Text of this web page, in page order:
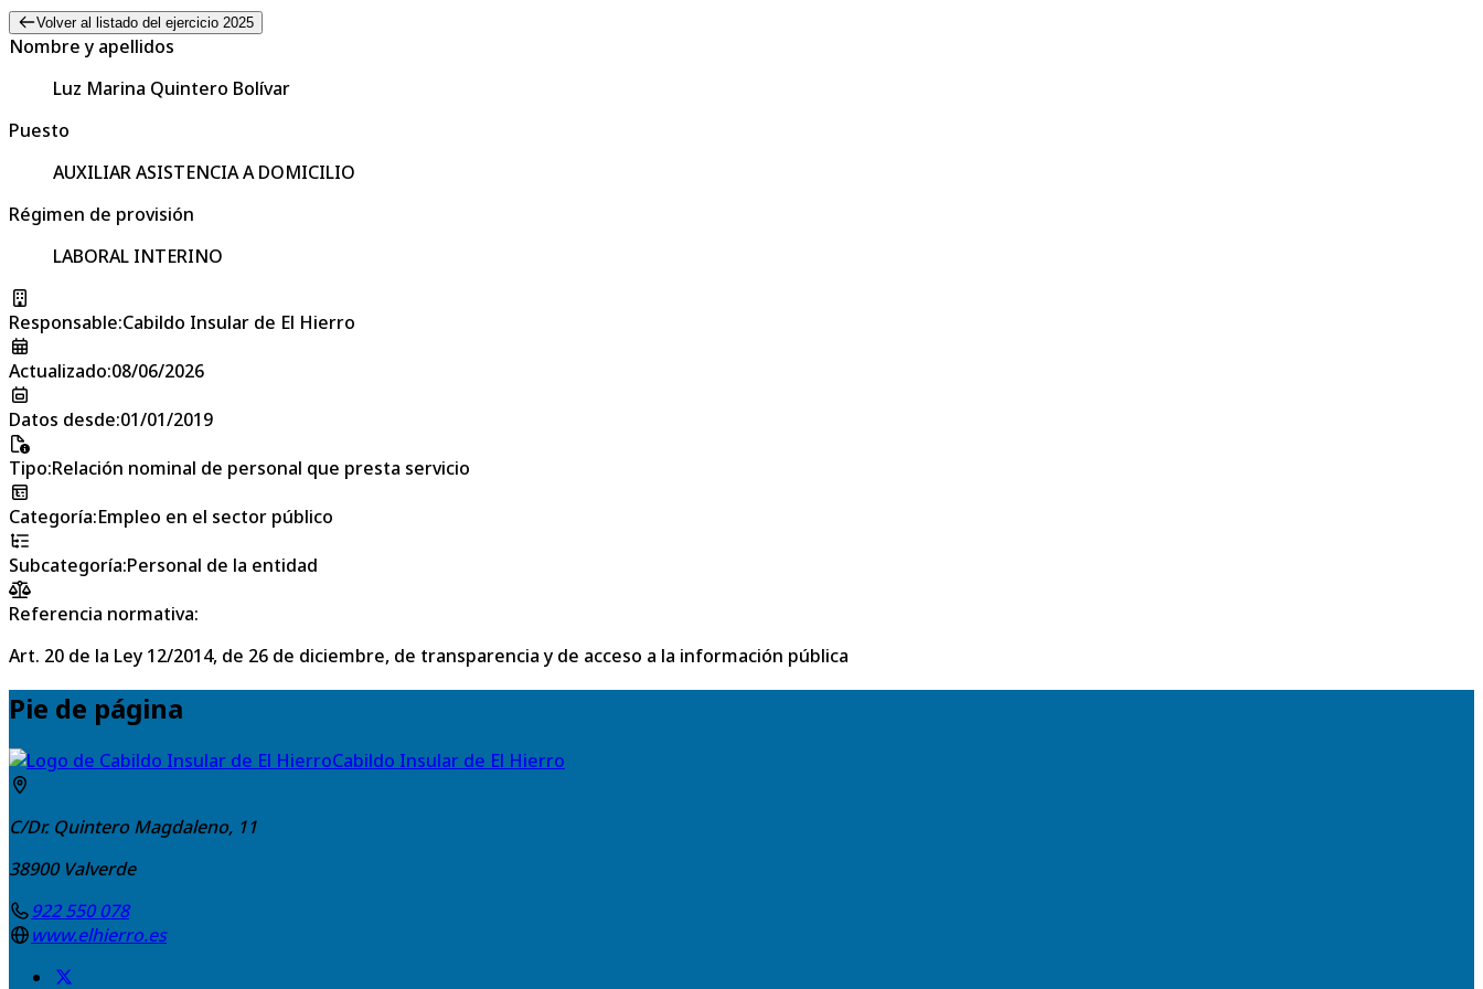
Volver al listado del ejercicio 2025
Nombre y apellidos
Luz Marina Quintero Bolívar
Puesto
AUXILIAR ASISTENCIA A DOMICILIO
Régimen de provisión
LABORAL INTERINO
Responsable:Cabildo Insular de El Hierro
Actualizado:08/06/2026
Datos desde:01/01/2019
Tipo:Relación nominal de personal que presta servicio
Categoría:Empleo en el sector público
Subcategoría:Personal de la entidad
Referencia normativa:
Art. 20 de la Ley 12/2014, de 26 de diciembre, de transparencia y de acceso a la información pública
Pie de página
Cabildo Insular de El Hierro
C/Dr. Quintero Magdaleno, 11
38900 Valverde
922 550 078
www.elhierro.es